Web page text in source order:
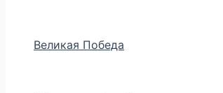
Великая Победа